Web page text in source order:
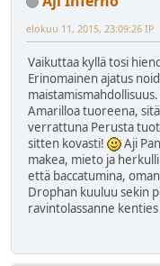
elokuu 11, 2015, 23:09:26 IP
Vaikuttaa kyllä tosi
Erinomainen ajatus
Amarilloa tuoreena,
verrattuna Perusta
sitten kovasti!
Aji
makea, mieto ja
että baccatumina,
Drophan kuuluu sekin
ravintolassanne kenties